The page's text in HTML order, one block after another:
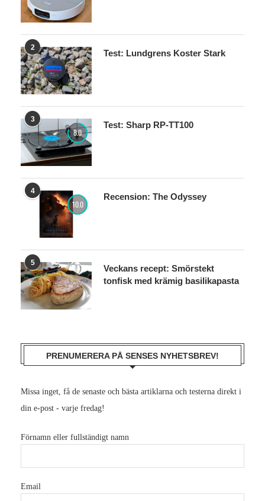
2
Test: Lundgrens Koster Stark
3
8.0
Test: Sharp RP-TT100
4
10.0
Recension: The Odyssey
5
Veckans recept: Smörstekt
tonfisk med krämig basilikapasta
PRENUMERERA PÅ SENSES NYHETSBREV!
Missa inget, få de senaste och bästa artiklarna och testerna direkt i
din e-post - varje fredag!
Förnamn eller fullständigt namn
Email